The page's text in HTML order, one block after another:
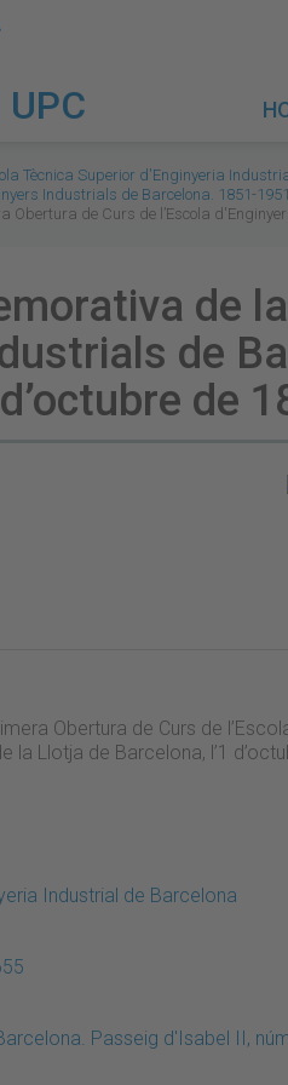
Tècnica Superior d'Enginyeria
Industrials de Barcelona. 1851-
de Curs de l’Escola
de
de
de
Obertura de Curs de
Llotja de Barcelona, l’1
Industrial de Barcelona
Passeig d'Isabel II,